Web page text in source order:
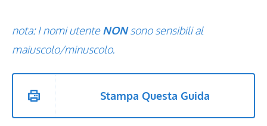
nota: I nomi utenteNONsono sensibili al
maiuscolo/minuscolo.
Stampa Questa Guida